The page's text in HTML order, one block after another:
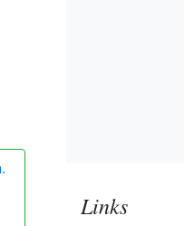
Links